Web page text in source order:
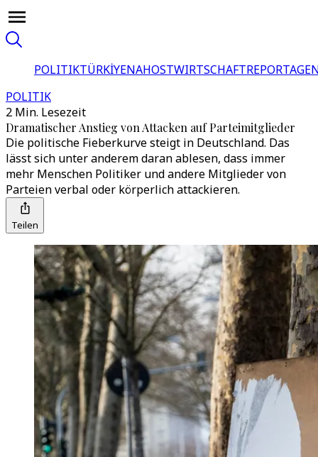
POLITIKTÜRKİYENAHOSTWIRTSCHAFT
POLITIK
2 Min. Lesezeit
Dramatischer Anstieg von Attacken auf Parteimitglieder
Die politische Fieberkurve steigt in Deutschland. Das
lässt sich unter anderem daran ablesen, dass immer
mehr Menschen Politiker und andere Mitglieder von
Parteien verbal oder körperlich attackieren.
Teilen